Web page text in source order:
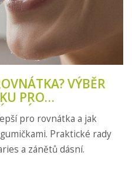
VÝBĚR
PRO
pro rovnátka a jak
Praktické rady
a zánětů dásní.